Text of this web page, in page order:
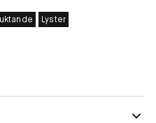
Lyster
och ”felfritt” resultat.